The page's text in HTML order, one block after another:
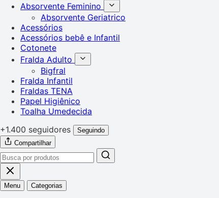
Absorvente Feminino
Absorvente Geriatrico
Acessórios
Acessórios bebê e Infantil
Cotonete
Fralda Adulto
Bigfral
Fralda Infantil
Fraldas TENA
Papel Higiênico
Toalha Umedecida
+1.400 seguidores
Seguindo
Compartilhar
Menu Categorias